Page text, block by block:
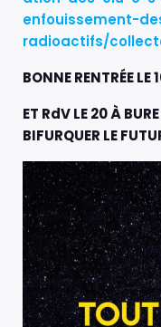
enfouissement-
radioactifs/
BONNE RENTRÉE LE
ET RdV LE 20 À
BIFURQUER LE